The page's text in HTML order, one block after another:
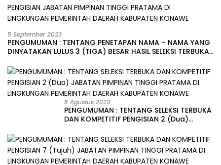
5 September 2023
PENGUMUMAN : TENTANG PENETAPAN NAMA – NAMA YANG
DINYATAKAN LULUS 3 (TIGA) BESAR HASIL SELEKSI TERBUKA
LINGKUNGAN PEMERINTAH DAERAH KABUPATEN KONAWE
8 Agustus 2023
PENGUMUMAN : TENTANG SELEKSI TERBUKA
DAN KOMPETITIF PENGISIAN 2 (Dua)
LINGKUNGAN PEMERINTAH DAERAH
KABUPATEN KONAWE